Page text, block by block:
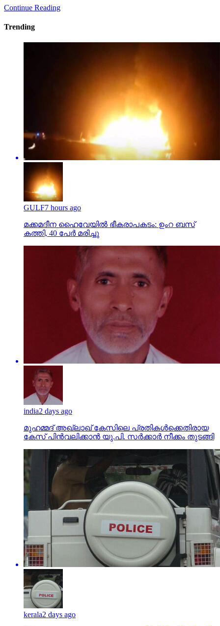
Continue Reading
Trending
GULF7 hours ago
മക്കമദീന ഹൈവേയില്‍ ഭീകരാപകടം: ഉംറ ബസ്
കത്തി, 40 പേര്‍ മരിച്ചു
india2 days ago
മുഹമ്മദ് അഖ്‌ലാഖ് കേസിലെ പ്രതികള്‍ക്കെതിരായ
കേസ് പിന്‍വലിക്കാന്‍ യു.പി. സര്‍ക്കാര്‍ നീക്കം തുടങ്ങി
kerala2 days ago